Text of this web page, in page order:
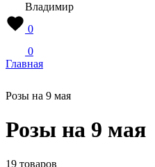
Владимир
0
0
Главная
Розы на 9 мая
Розы на 9 мая
19 товаров